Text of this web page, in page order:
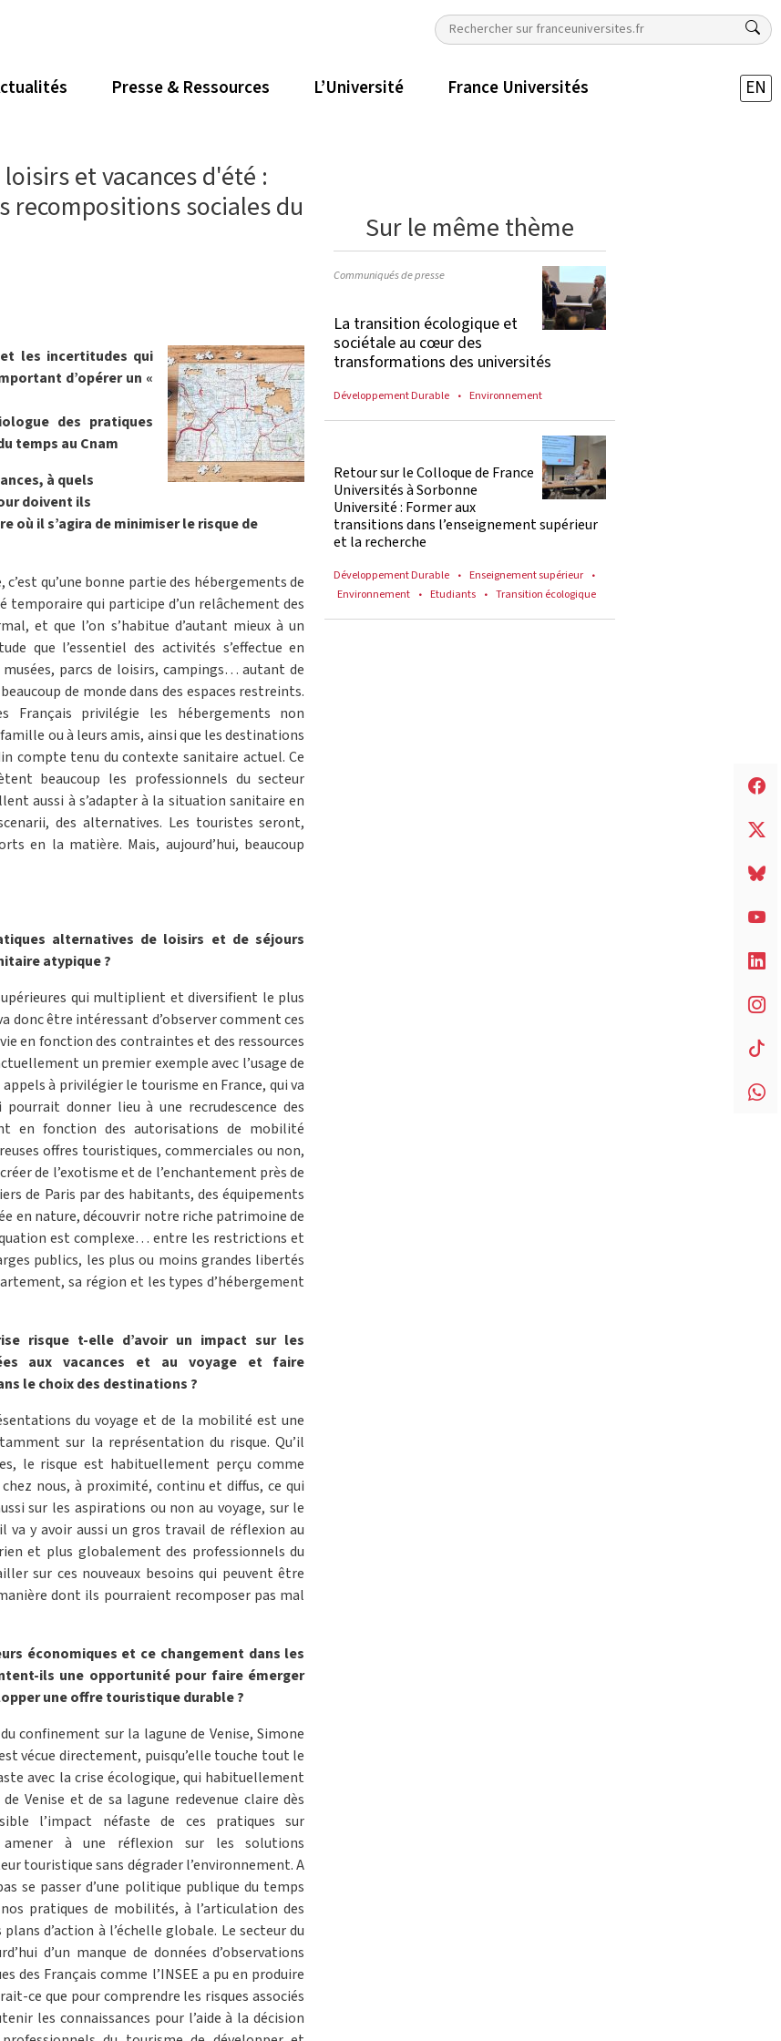
Presse & Ressources L’Université France Universités EN
et vacances d'été :
recompositions sociales du
les incertitudes qui
d’opérer un «
des pratiques
temps au Cnam
à quels
doivent ils
où il s’agira de minimiser le risque de
qu’une bonne partie des hébergements de
temporaire qui participe d’un relâchement des
et que l’on s’habitue d’autant mieux à un
que l’essentiel des activités s’effectue en
parcs de loisirs, campings… autant de
de monde dans des espaces restreints.
Français privilégie les hébergements non
ou à leurs amis, ainsi que les destinations
compte tenu du contexte sanitaire actuel. Ce
beaucoup les professionnels du secteur
aussi à s’adapter à la situation sanitaire en
des alternatives. Les touristes seront,
en la matière. Mais, aujourd’hui, beaucoup
alternatives de loisirs et de séjours
atypique ?
qui multiplient et diversifient le plus
donc être intéressant d’observer comment ces
en fonction des contraintes et des ressources
un premier exemple avec l’usage de
à privilégier le tourisme en France, qui va
donner lieu à une recrudescence des
en fonction des autorisations de mobilité
offres touristiques, commerciales ou non,
de l’exotisme et de l’enchantement près de
de Paris par des habitants, des équipements
en nature, découvrir notre riche patrimoine de
est complexe… entre les restrictions et
publics, les plus ou moins grandes libertés
sa région et les types d’hébergement
risque t-elle d’avoir un impact sur les
aux vacances et au voyage et faire
le choix des destinations ?
du voyage et de la mobilité est une
sur la représentation du risque. Qu’il
le risque est habituellement perçu comme
nous, à proximité, continu et diffus, ce qui
sur les aspirations ou non au voyage, sur le
va y avoir aussi un gros travail de réflexion au
et plus globalement des professionnels du
sur ces nouveaux besoins qui peuvent être
dont ils pourraient recomposer pas mal
économiques et ce changement dans les
ils une opportunité pour faire émerger
une offre touristique durable ?
confinement sur la lagune de Venise, Simone
vécue directement, puisqu’elle touche tout le
avec la crise écologique, qui habituellement
Venise et de sa lagune redevenue claire dès
l’impact néfaste de ces pratiques sur
amener à une réflexion sur les solutions
touristique sans dégrader l’environnement. A
se passer d’une politique publique du temps
pratiques de mobilités, à l’articulation des
d’action à l’échelle globale. Le secteur du
d’un manque de données d’observations
des Français comme l’INSEE a pu en produire
ce que pour comprendre les risques associés
les connaissances pour l’aide à la décision
Sur le même thème
Communiqués de presse
La transition écologique et
sociétale au cœur des
transformations des universités
Développement Durable Environnement
Retour sur le Colloque de France
Universités à Sorbonne
Université : Former aux
transitions dans l’enseignement supérieur
et la recherche
Développement Durable
Enseignement supérieur
Environnement
Etudiants Transition écologique